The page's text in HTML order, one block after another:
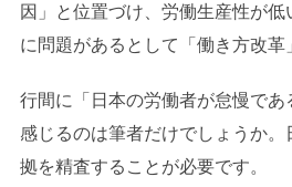
因」と位置づけ、労働生産性が
に問題があるとして「働き方改革
行間に「日本の労働者が怠慢であ
感じるのは筆者だけでしょうか
拠を精査することが必要です。